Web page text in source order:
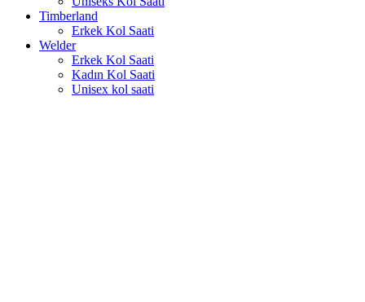
Timberland
Erkek Kol Saati
Welder
Erkek Kol Saati
Kadın Kol Saati
Unisex kol saati